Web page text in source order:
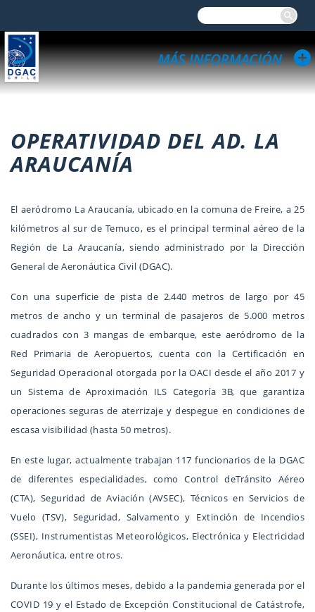
OPERATIVIDAD DEL AD. LA
ARAUCANÍA
El aeródromo La Araucanía, ubicado en la comuna de Freire, a 25
kilómetros al sur de Temuco, es el principal terminal aéreo de la
Región de La Araucanía, siendo administrado por la Dirección
General de Aeronáutica Civil (DGAC).
Con una superficie de pista de 2.440 metros de largo por 45
metros de ancho y un terminal de pasajeros de 5.000 metros
cuadrados con 3 mangas de embarque, este aeródromo de la
Red Primaria de Aeropuertos, cuenta con la Certificación en
Seguridad Operacional otorgada por la OACI desde el año 2017 y
un Sistema de Aproximación ILS Categoría 3B, que garantiza
operaciones seguras de aterrizaje y despegue en condiciones de
escasa visibilidad (hasta 50 metros).
En este lugar, actualmente trabajan 117 funcionarios de la DGAC
de diferentes especialidades, como Control deTránsito Aéreo
(CTA), Seguridad de Aviación (AVSEC), Técnicos en Servicios de
Vuelo (TSV), Seguridad, Salvamento y Extinción de Incendios
(SSEI), Instrumentistas Meteorológicos, Electrónica y Electricidad
Aeronáutica, entre otros.
Durante los últimos meses, debido a la pandemia generada por el
COVID 19 y el Estado de Excepción Constitucional de Catástrofe,